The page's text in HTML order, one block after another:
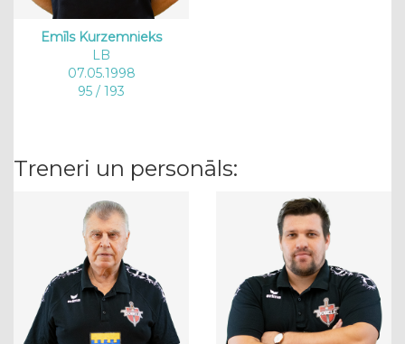
Emīls Kurzemnieks
LB
07.05.1998
95 / 193
Treneri un personāls: